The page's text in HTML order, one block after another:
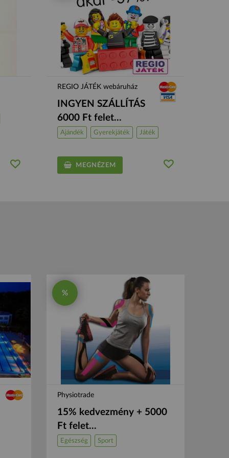
REGIO JÁTÉK webáruház
INGYEN SZÁLLÍTÁS
6000 Ft felet...
Ajándék Gyerekjáték Játék
MEGNÉZEM
%
Physiotrade
15% kedvezmény + 5000
Ft felet...
Egészség Sport